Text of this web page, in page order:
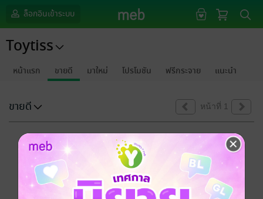
ล็อกอินเข้าระบบ
Toytiss
หน้าแรก ขายดี มาใหม่ โปรโมชัน ฟรีกระจาย แนะนำ
ขายดี หน้าที่ 1
ขออภัยด้วยนะคะ
ไม่พบข้อมูลในหัวข้อที่คุณกำลังชมค่ะ